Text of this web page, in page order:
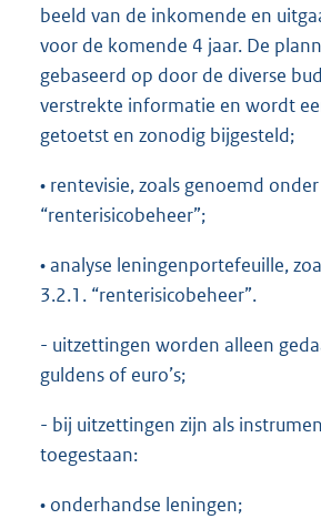
beeld van de inkomende en
voor de komende 4 jaar. De
gebaseerd op door de diverse
verstrekte informatie en wordt
getoetst en zonodig bijgesteld;
• rentevisie, zoals genoemd onder
“renterisicobeheer”;
• analyse leningenportefeuille,
3.2.1. “renterisicobeheer”.
- uitzettingen worden alleen
guldens of euro’s;
- bij uitzettingen zijn als
toegestaan:
• onderhandse leningen;